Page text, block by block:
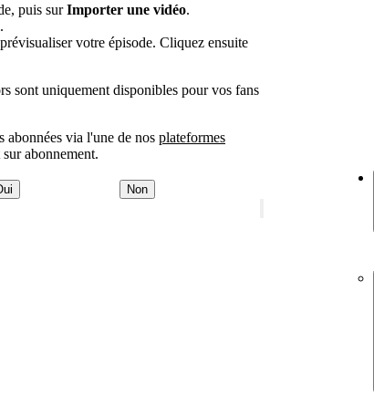
puis surImporter une vidéo.
votre épisode. Cliquez ensuite
sont uniquement disponibles pour vos fans
abonnées via l'une de nos plateformes
abonnement.
Non